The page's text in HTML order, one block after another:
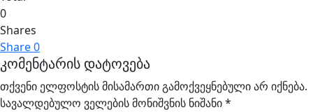
0
Shares
Share0
კომენტარის დატოვება
თქვენი ელფოსტის მისამართი გამოქვეყნებული არ იქნება.
სავალდებულო ველების მონიშვნის ნიშანი*